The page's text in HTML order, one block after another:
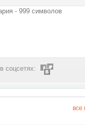
соцсетях:
все